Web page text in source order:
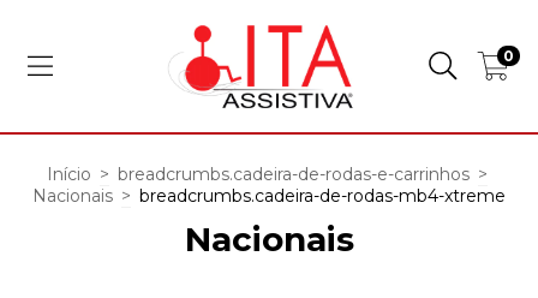
0
Início > breadcrumbs.cadeira-de-rodas-e-carrinhos >
Nacionais > breadcrumbs.cadeira-de-rodas-mb4-xtreme
Nacionais